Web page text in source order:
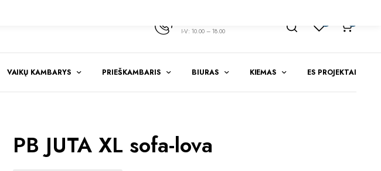
I-V: 10.00 – 18.00
VAIKŲ KAMBARYS PRIEŠKAMBARIS BIURAS KIEMAS ES PROJEKTAI
PB JUTA XL sofa-lova